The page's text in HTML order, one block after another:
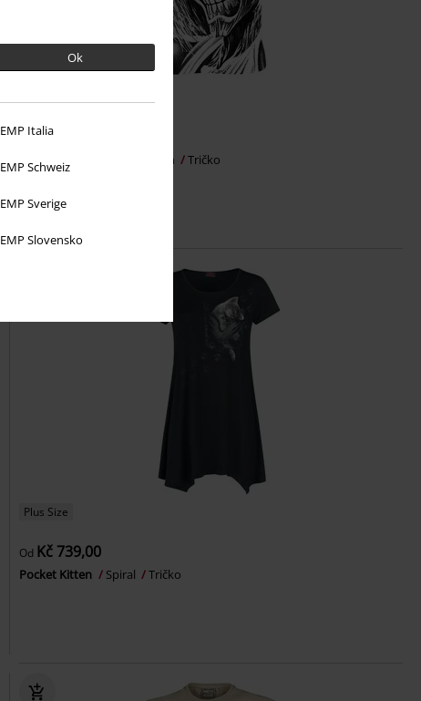
Ok
EMP Italia
EMP Schweiz
EMP Sverige
EMP Slovensko
Kč 819,00
Killers All-over Iron Maiden Tričko
Plus Size
Od Kč 739,00
Pocket Kitten Spiral Tričko